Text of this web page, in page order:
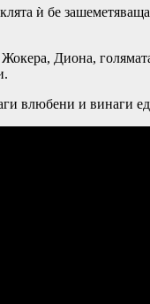
ѝ бе
Жокера, Диона,
влюбени и винаги